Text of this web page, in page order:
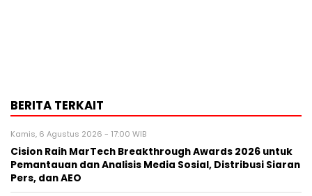
BERITA TERKAIT
Kamis, 6 Agustus 2026 - 17:00 WIB
Cision Raih MarTech Breakthrough Awards 2026 untuk
Pemantauan dan Analisis Media Sosial, Distribusi Siaran
Pers, dan AEO